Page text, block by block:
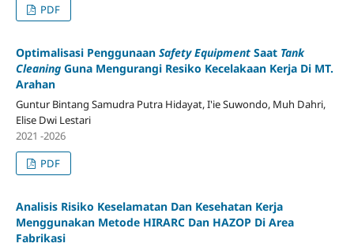
PDF
Optimalisasi Penggunaan Safety EquipmentSaat Tank
CleaningGuna Mengurangi Resiko Kecelakaan Kerja Di MT.
Arahan
Guntur Bintang Samudra Putra Hidayat, I'ie Suwondo, Muh Dahri,
Elise Dwi Lestari
2021 -2026
PDF
Analisis Risiko Keselamatan Dan Kesehatan Kerja
Menggunakan Metode HIRARC Dan HAZOP Di Area
Fabrikasi